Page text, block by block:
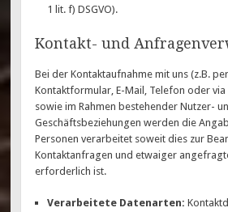
1 lit. f) DSGVO).
Kontakt- und
Bei der Kontaktaufnahme mit uns (z.B. per
Kontaktformular, E-Mail, Telefon oder via
sowie im Rahmen bestehender Nutzer-
Geschäftsbeziehungen werden die
Personen verarbeitet soweit dies zur
Kontaktanfragen und etwaiger
erforderlich ist.
Verarbeitete Datenarten: